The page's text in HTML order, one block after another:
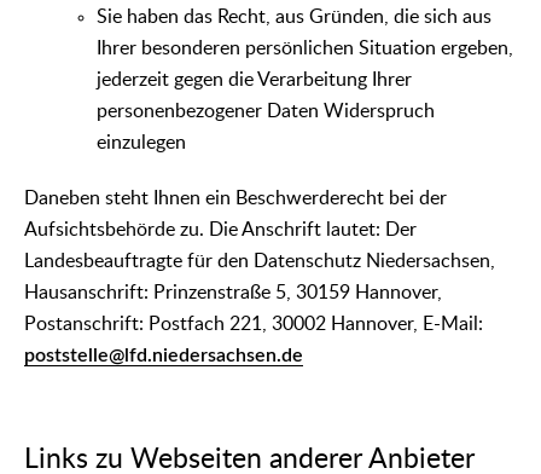
Sie haben das Recht, aus Gründen, die sich aus
Ihrer besonderen persönlichen Situation ergeben,
jederzeit gegen die Verarbeitung Ihrer
personenbezogener Daten Widerspruch
einzulegen
Daneben steht Ihnen ein Beschwerderecht bei der
Aufsichtsbehörde zu. Die Anschrift lautet: Der
Landesbeauftragte für den Datenschutz Niedersachsen,
Hausanschrift: Prinzenstraße 5, 30159 Hannover,
Postanschrift: Postfach 221, 30002 Hannover, E-Mail:
poststelle@lfd.niedersachsen.de
Links zu Webseiten anderer Anbieter